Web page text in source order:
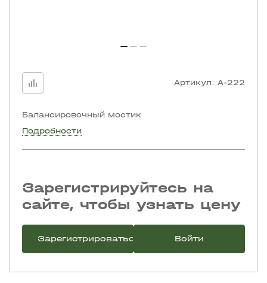
Артикул: A-222
Балансировочный мостик
Подробности
Зарегистрируйтесь на
сайте, чтобы узнать цену
Зарегистрироваться Войти